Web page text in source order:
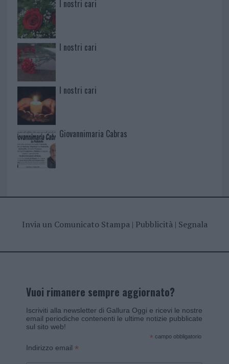
I nostri cari
I nostri cari
I nostri cari
Giovannimaria Cabras
Invia un Comunicato Stampa| Pubblicità| Segnala
Vuoi rimanere sempre aggiornato?
Iscriviti alla newsletter di Gallura Oggi e ricevi le nostre
email periodiche contenenti le ultime notizie pubblicate
sul sito web!
* campo obbligatorio
Indirizzo email *